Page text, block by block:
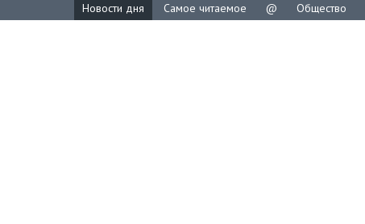
Новости дня
Самое читаемое @ Общество